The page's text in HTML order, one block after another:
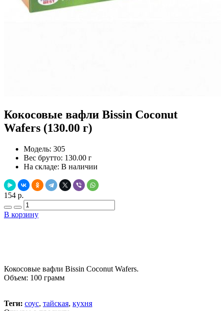
Кокосовые вафли Bissin Coconut
Wafers (130.00 г)
Модель: 305
Вес брутто: 130.00 г
На складе: В наличии
154 р.
В корзину
Кокосовые вафли Bissin Coconut Wafers.
Объем: 100 грамм
Теги: соус, тайская, кухня